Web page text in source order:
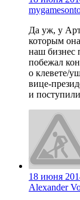
Да уж, у
которым
наш бизнес
побежал
о клевете/
вице-
и
18 июня
Alexander